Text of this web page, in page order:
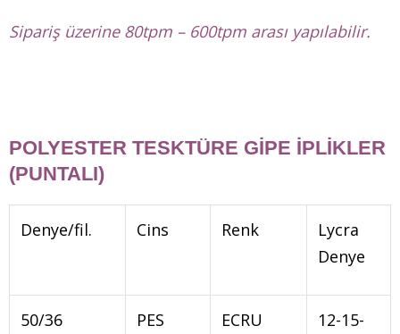
Sipariş üzerine 80tpm – 600tpm arası yapılabilir.
POLYESTER TESKTÜRE GİPE İPLİKLER
(PUNTALI)
Denye/fil. Cins Renk
Lycra
Denye
50/36 PES ECRU
12-15-